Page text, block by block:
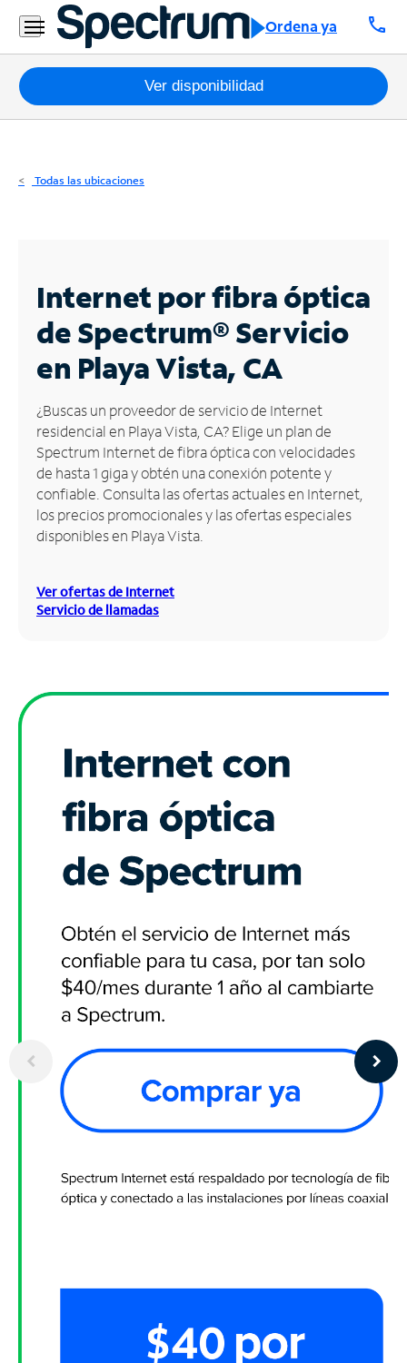
Ordena ya call
Residencial
Business
Paquetes
Internet
Business
Contáctanos
Inglés
Administrar
cuenta
Encuentra
una
tienda
Ver disponibilidad
Todas las ubicaciones
Internet por fibra óptica
de Spectrum®Servicio
en Playa Vista, CA
¿Buscas un proveedor de servicio de Internet
residencial en Playa Vista, CA? Elige un plan de
Spectrum Internet de fibra óptica con velocidades
de hasta 1 giga y obtén una conexión potente y
confiable. Consulta las ofertas actuales en Internet,
los precios promocionales y las ofertas especiales
disponibles en Playa Vista.
Ver ofertas de Internet
Servicio de llamadas